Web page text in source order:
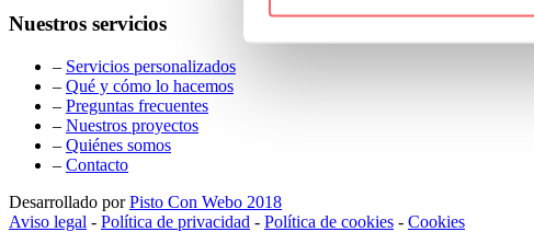
Nuestros servicios
– Servicios personalizados
– Qué y cómo lo hacemos
– Preguntas frecuentes
– Nuestros proyectos
– Quiénes somos
– Contacto
Desarrollado porPisto Con Webo 2018
Aviso legal - Política de privacidad - Política de cookies - Cookies